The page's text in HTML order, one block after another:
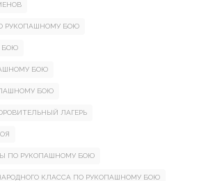
РУКОПАШНОМУ БОЮ
БОЮ
БОЮ
БОЮ
ЛАГЕРЬ
ПО РУКОПАШНОМУ БОЮ
КЛАССА ПО РУКОПАШНОМУ БОЮ